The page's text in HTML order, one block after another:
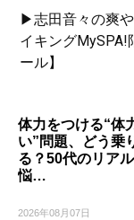
▶志田音々の爽
イキング
ール】
体力をつける“体
い”問題、どう乗
る？50代のリア
悩…
2026年08月07日